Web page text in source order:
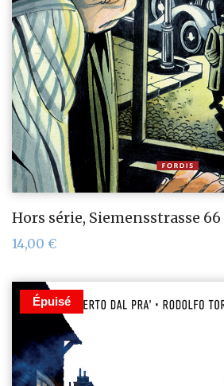
Hors série, Siemensstrasse 66
14,00 €
Épuisé